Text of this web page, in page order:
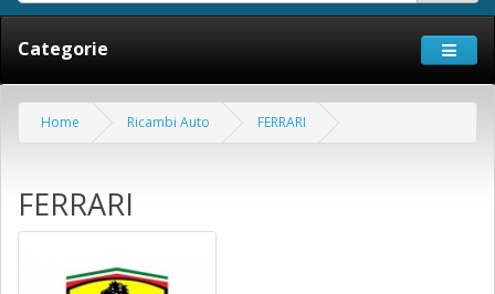
Categorie
Home Ricambi Auto FERRARI
FERRARI